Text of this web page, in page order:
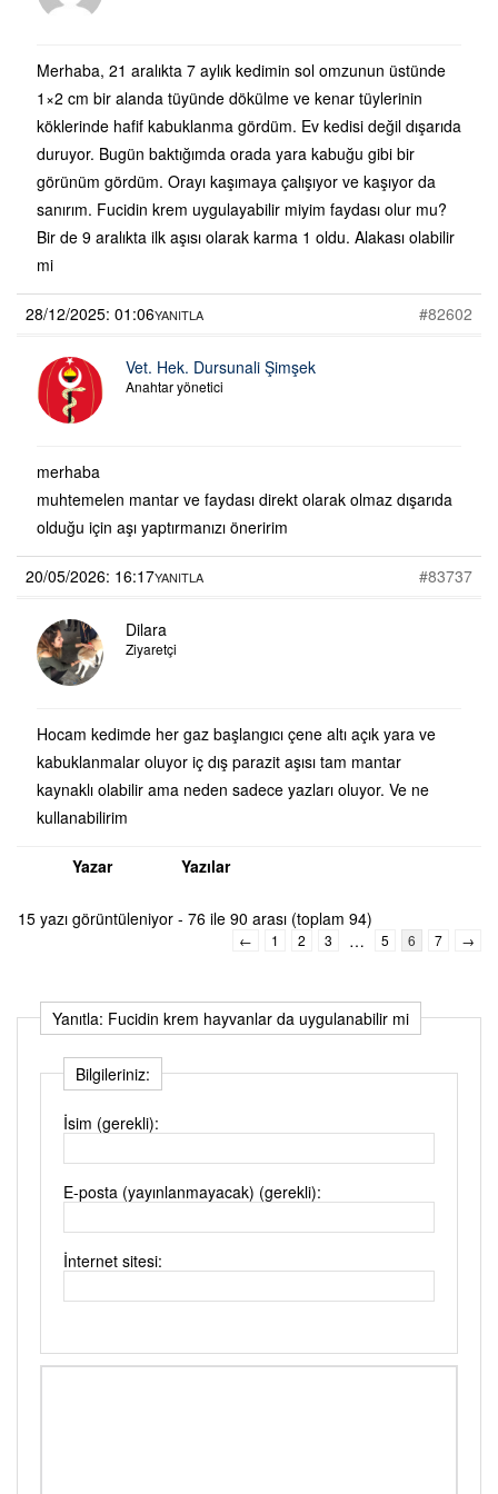
Merhaba, 21 aralıkta 7 aylık kedimin sol omzunun üstünde
1×2 cm bir alanda tüyünde dökülme ve kenar tüylerinin
köklerinde hafif kabuklanma gördüm. Ev kedisi değil dışarıda
duruyor. Bugün baktığımda orada yara kabuğu gibi bir
görünüm gördüm. Orayı kaşımaya çalışıyor ve kaşıyor da
sanırım. Fucidin krem uygulayabilir miyim faydası olur mu?
Bir de 9 aralıkta ilk aşısı olarak karma 1 oldu. Alakası olabilir
mi
28/12/2025: 01:06 #82602
YANITLA
Vet. Hek. Dursunali Şimşek
Anahtar yönetici
merhaba
muhtemelen mantar ve faydası direkt olarak olmaz dışarıda
olduğu için aşı yaptırmanızı öneririm
20/05/2026: 16:17 #83737
YANITLA
Dilara
Ziyaretçi
Hocam kedimde her gaz başlangıcı çene altı açık yara ve
kabuklanmalar oluyor iç dış parazit aşısı tam mantar
kaynaklı olabilir ama neden sadece yazları oluyor. Ve ne
kullanabilirim
Yazar Yazılar
15 yazı görüntüleniyor - 76 ile 90 arası (toplam 94)
← 1 2 3 … 5 6 7 →
Yanıtla: Fucidin krem hayvanlar da uygulanabilir mi
Bilgileriniz:
İsim (gerekli):
E-posta (yayınlanmayacak) (gerekli):
İnternet sitesi: